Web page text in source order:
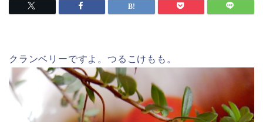
クランベリーですよ。つるこけもも。